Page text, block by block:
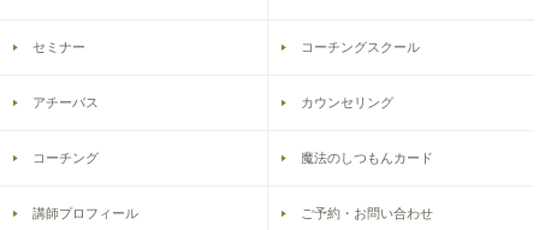
セミナー コーチングスクール
アチーバス カウンセリング
コーチング 魔法のしつもんカード
講師プロフィール ご予約・お問い合わせ